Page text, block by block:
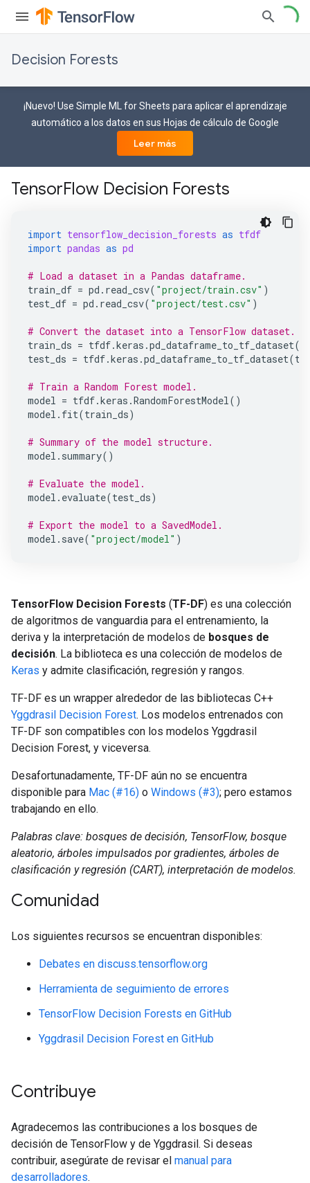
Decision Forests
¡Nuevo! Use Simple ML for Sheets para aplicar el aprendizaje
automático a los datos en sus Hojas de cálculo de Google
Leer más
TensorFlow Decision Forests
import tensorflow_decision_forests as tfdf
import pandas as pd
# Load a dataset in a Pandas dataframe.
train_df = pd . read_csv( "project/train.csv" )
test_df = pd . read_csv( "project/test.csv" )
# Convert the dataset into a TensorFlow dataset.
train_ds = tfdf.keras .pd_dataframe_to_tf_dataset(
test_ds = tfdf.keras .pd_dataframe_to_tf_dataset(
# Train a Random Forest model.
model = tfdf.keras .RandomForestModel()
model . fit(train_ds)
# Summary of the model structure.
model . summary()
# Evaluate the model.
model . evaluate(test_ds)
# Export the model to a SavedModel.
model . save( "project/model" )
TensorFlow Decision Forests (TF-DF) es una colección
de algoritmos de vanguardia para el entrenamiento, la
deriva y la interpretación de modelos de bosques de
decisión. La biblioteca es una colección de modelos de
Keras y admite clasificación, regresión y rangos.
TF-DF es un wrapper alrededor de las bibliotecas C++
Yggdrasil Decision Forest. Los modelos entrenados con
TF-DF son compatibles con los modelos Yggdrasil
Decision Forest, y viceversa.
Desafortunadamente, TF-DF aún no se encuentra
disponible para Mac (#16) o Windows (#3); pero estamos
trabajando en ello.
Palabras clave: bosques de decisión, TensorFlow, bosque
aleatorio, árboles impulsados por gradientes, árboles de
clasificación y regresión (CART), interpretación de modelos.
Comunidad
Los siguientes recursos se encuentran disponibles:
Debates en discuss.tensorflow.org
Herramienta de seguimiento de errores
TensorFlow Decision Forests en GitHub
Yggdrasil Decision Forest en GitHub
Contribuye
Agradecemos las contribuciones a los bosques de
decisión de TensorFlow y de Yggdrasil. Si deseas
contribuir, asegúrate de revisar el manual para
desarrolladores.